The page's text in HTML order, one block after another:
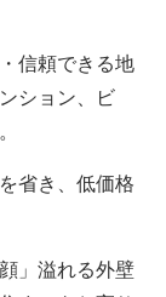
信頼できる地
ション、ビ
省き、低価格
」溢れる外壁